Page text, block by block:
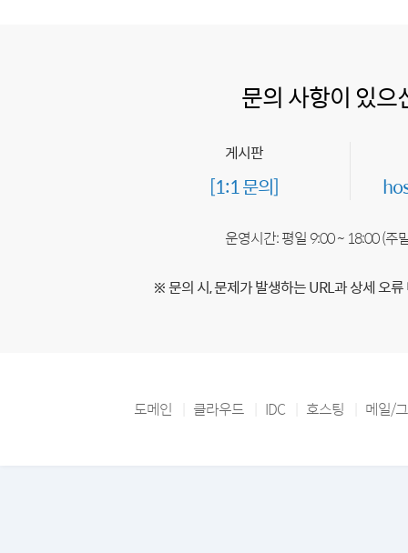
문의 사항이 있으
게시판
[1:1 문의]
운영시간: 평일 9:00 ~ 18:00 (주
※ 문의 시, 문제가 발생하는 URL과 상세 오
도메인 클라우드 IDC 호스팅 메일/